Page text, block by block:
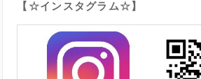
【☆インスタグラム☆】